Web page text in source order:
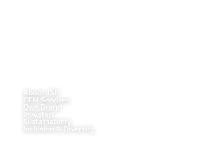
About JSP
OEM Services
Own Brand
Investors
Sustainability
Inclusion & Diversity